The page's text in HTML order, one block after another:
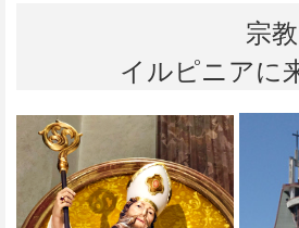
宗
イルピニアに